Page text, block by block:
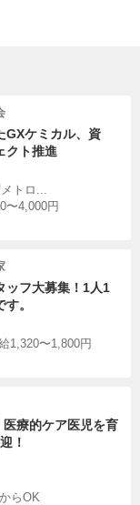
GXケミカル、資
クト推進
トロ...
〜4,000円
ッフ大募集！1人1
。
1,320〜1,800円
医療的ケア医児を育
！
らOK